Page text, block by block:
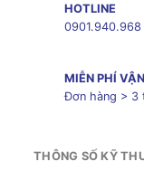
HOTLINE
0901.940.968
MIỄN PHÍ
Đơn hàng > 3
THÔNG SỐ KỸ